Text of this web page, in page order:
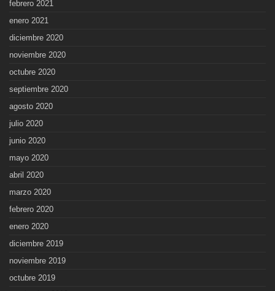
febrero 2021
enero 2021
diciembre 2020
noviembre 2020
octubre 2020
septiembre 2020
agosto 2020
julio 2020
junio 2020
mayo 2020
abril 2020
marzo 2020
febrero 2020
enero 2020
diciembre 2019
noviembre 2019
octubre 2019